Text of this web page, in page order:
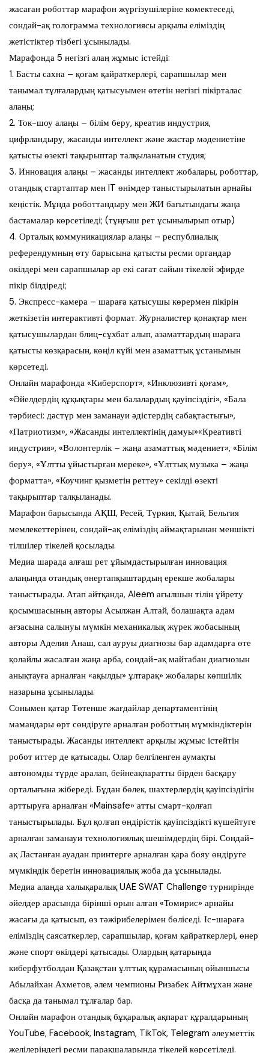
жасаған роботтар марафон жүргізушілеріне көмектеседі,
сондай-ақ голограмма технологиясы арқылы еліміздің
жетістіктер тізбегі ұсынылады.
Марафонда 5 негізгі алаң жұмыс істейді:
1. Басты сахна – қоғам қайраткерлері, сарапшылар мен
танымал тұлғалардың қатысуымен өтетін негізгі пікірталас
алаңы;
2. Ток-шоу алаңы – білім беру, креатив индустрия,
цифрландыру, жасанды интеллект және жастар мәдениетіне
қатысты өзекті тақырыптар талқыланатын студия;
3. Инновация алаңы – жасанды интеллект жобалары, роботтар,
отандық стартаптар мен IT өнімдер таныстырылатын арнайы
кеңістік. Мұнда роботтандыру мен ЖИ бағытындағы жаңа
бастамалар көрсетіледі; (тұңғыш рет ұсынылырып отыр)
4. Орталық коммуникациялар алаңы – республиалық
референдумның өту барысына қатысты ресми органдар
өкілдері мен сарапшылар әр екі сағат сайын тікелей эфирде
пікір білдіреді;
5. Экспресс-камера – шараға қатысушы көрермен пікірін
жеткізетін интерактивті формат. Журналистер қонақтар мен
қатысушылардан блиц-сұхбат алып, азаматтардың шараға
қатысты көзқарасын, көңіл күйі мен азаматтық ұстанымын
көрсетеді.
Онлайн марафонда «Киберспорт», «Инклюзивті қоғам»,
«Әйелдердің құқықтары мен балалардың қауіпсіздігі», «Бала
тәрбиесі: дәстүр мен заманауи әдістердің сабақтастығы»,
«Патриотизм», «Жасанды интеллектінің дамуы»«Креативті
индустрия», «Волонтерлік – жаңа азаматтық мәдениет», «Білім
беру», «Ұлтты ұйыстырған мереке», «Ұлттық музыка – жаңа
форматта», «Коучинг қызметін реттеу» секілді өзекті
тақырыптар талқыланады.
Марафон барысында АҚШ, Ресей, Түркия, Қытай, Бельгия
мемлекеттерінен, сондай-ақ еліміздің аймақтарынан меншікті
тілшілер тікелей қосылады.
Медиа шарада алғаш рет ұйымдастырылған инновация
алаңында отандық өнертапқыштардың ерекше жобалары
таныстырады. Атап айтқанда, Aleem ағылшын тілін үйрету
қосымшасының авторы Асылжан Алтай, болашақта адам
ағзасына салынуы мүмкін механикалық жүрек жобасының
авторы Аделия Анаш, сал ауруы диагнозы бар адамдарға өте
қолайлы жасалған жаңа арба, сондай-ақ майтабан диагнозын
анықтауға арналған «ақылды» ұлтарақ» жобалары көпшілік
назарына ұсынылады.
Сонымен қатар Төтенше жағдайлар департаментінің
мамандары өрт сөндіруге арналған роботтың мүмкіндіктерін
таныстырады. Жасанды интеллект арқылы жұмыс істейтін
робот иттер де қатысады. Олар белгіленген аумақты
автономды түрде аралап, бейнеақпаратты бірден басқару
орталығына жібереді. Бұдан бөлек, шахтерлердің қауіпсіздігін
арттыруға арналған «Mainsafe» атты смарт-қолғап
таныстырылады. Бұл қолғап өндірістік қауіпсіздікті күшейтуге
арналған заманауи технологиялық шешімдердің бірі. Сондай-
ақ Ластанған ауадан принтерге арналған қара бояу өндіруге
мүмкіндік беретін инновациялық жоба да ұсынылады.
Медиа алаңда халықаралық UAE SWAT Challenge турнирінде
әйелдер арасында бірінші орын алған «Томирис» арнайы
жасағы да қатысып, өз тәжірибелерімен бөліседі. Іс-шараға
еліміздің саясаткерлер, сарапшылар, қоғам қайраткерлері, өнер
және спорт өкілдері қатысады. Олардың қатарында
киберфутболдан Қазақстан ұлттық құрамасының ойыншысы
Абылайхан Ахметов, әлем чемпионы Ризабек Айтмұхан және
басқа да танымал тұлғалар бар.
Онлайн марафон отандық бұқаралық ақпарат құралдарының
YouTube, Facebook, Instagram, TikTok, Telegram әлеуметтік
желілеріндегі ресми парақшаларында тікелей көрсетіледі.